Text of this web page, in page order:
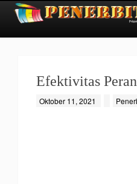
Efektivitas
Oktober 11, 2021